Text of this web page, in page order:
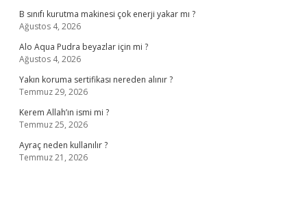
B sınıfı kurutma makinesi çok enerji yakar mı ?
Ağustos 4, 2026
Alo Aqua Pudra beyazlar için mi ?
Ağustos 4, 2026
Yakın koruma sertifikası nereden alınır ?
Temmuz 29, 2026
Kerem Allah’ın ismi mi ?
Temmuz 25, 2026
Ayraç neden kullanılır ?
Temmuz 21, 2026